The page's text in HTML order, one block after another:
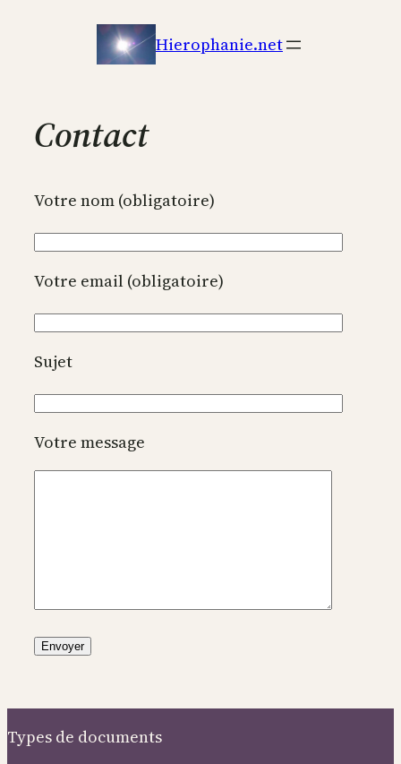
Hierophanie.net
Contact
Votre nom (obligatoire)
Votre email (obligatoire)
Sujet
Votre message
Types de documents